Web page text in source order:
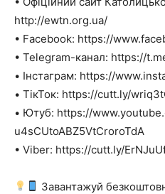
http://ewtn.org.ua/
• Facebook: https://
• Telegram-канал: https://
• Інстаграм: https://
• ТікТок: https://cutt.ly/
• Ютуб: https://
u4sCUtoABZ5VtCroroTdA
• Viber: https://cutt.ly/
Завантажуй